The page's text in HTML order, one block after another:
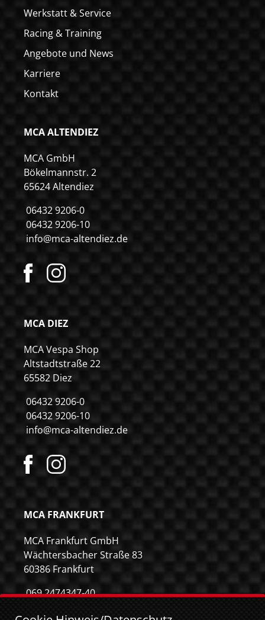
Werkstatt & Service
Racing & Training
Angebote und News
Karriere
Kontakt
MCA ALTENDIEZ
MCA GmbH
Bökelmannstr. 2
65624 Altendiez
06432 9206-0
06432 9206-10
info@mca-altendiez.de
MCA DIEZ
MCA Vespa Shop
Altstadtstraße 22
65582 Diez
06432 9206-0
06432 9206-10
info@mca-altendiez.de
MCA FRANKFURT
MCA Frankfurt GmbH
Wächtersbacher Straße 83
60386 Frankfurt
069 2474347-40